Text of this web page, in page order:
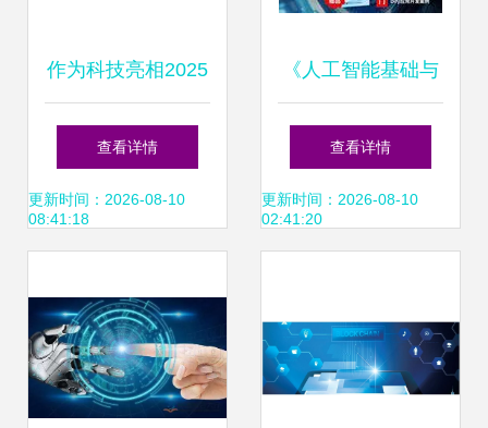
作为科技亮相2025
世界人工智能大
会，引领人工智能
流
查看详情
更新时间：2026-08-10
08:41:18
《人工智能基础与
应用》书评 从理论
到实践的必读指南
查看详情
更新时间：2026-08-10
02:41:20